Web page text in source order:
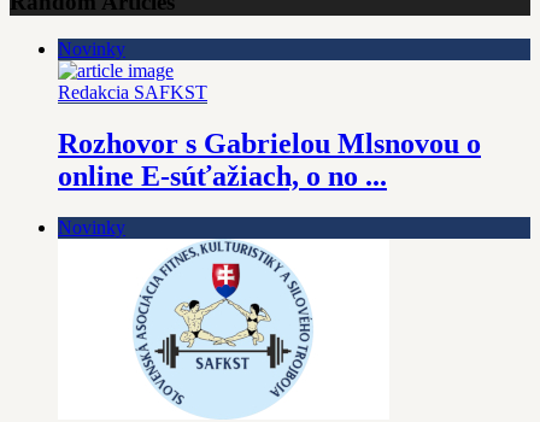
Novinky
Redakcia SAFKST
Rozhovor s Gabrielou Mlsnovou o
online E-súťažiach, o no ...
Novinky